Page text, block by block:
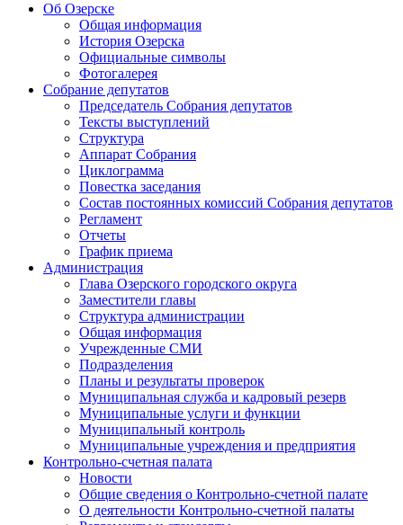
Об Озерске
Общая информация
История Озерска
Официальные символы
Фотогалерея
Собрание депутатов
Председатель Собрания депутатов
Тексты выступлений
Структура
Аппарат Собрания
Циклограмма
Повестка заседания
Состав постоянных комиссий Собрания депутатов
Регламент
Отчеты
График приема
Администрация
Глава Озерского городского округа
Заместители главы
Структура администрации
Общая информация
Учрежденные СМИ
Подразделения
Планы и результаты проверок
Муниципальная служба и кадровый резерв
Муниципальные услуги и функции
Муниципальный контроль
Муниципальные учреждения и предприятия
Контрольно-счетная палата
Новости
Общие сведения о Контрольно-счетной палате
О деятельности Контрольно-счетной палаты